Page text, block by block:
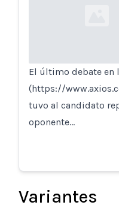
El último debate en
(https://
tuvo al candidato
oponente…
Variantes